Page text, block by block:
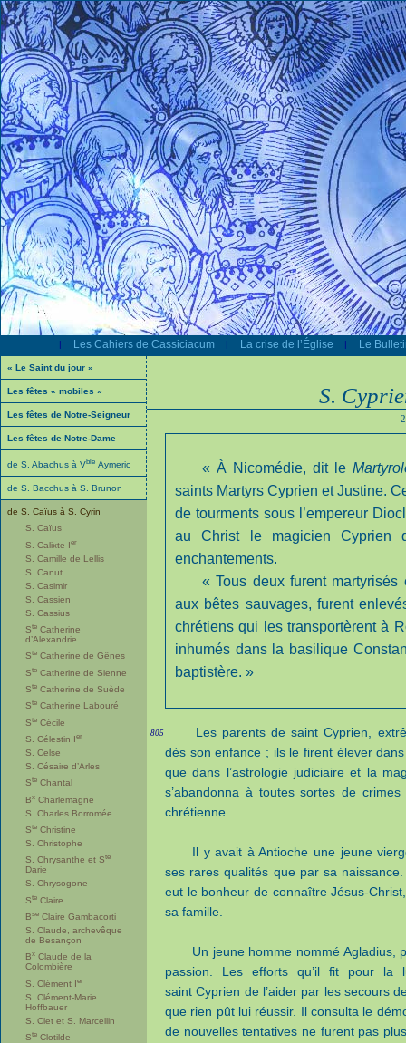
| Les Cahiers de Cassiciacum | La crise de l’Église | Le
« Le Saint du jour »
Les fêtes « mobiles »
Les fêtes de Notre-Seigneur
Les fêtes de Notre-Dame
de S. Abachus à Vble Aymeric
de S. Bacchus à S. Brunon
de S. Caïus à S. Cyrin
S. Caïus
S. Calixte Ier
S. Camille de Lellis
S. Canut
S. Casimir
S. Cassien
S. Cassius
Ste Catherine
d’Alexandrie
Ste Catherine de Gênes
Ste Catherine de Sienne
Ste Catherine de Suède
Ste Catherine Labouré
Ste Cécile
S. Célestin Ier
S. Celse
S. Césaire d’Arles
Ste Chantal
Bx Charlemagne
S. Charles Borromée
Ste Christine
S. Christophe
S. Chrysanthe et Ste
Darie
S. Chrysogone
Ste Claire
Bse Claire Gambacorti
S. Claude, archevêque
de Besançon
Bx Claude de la
Colombière
S. Clément Ier
S. Clément-Marie
Hoffbauer
S. Clet et S. Marcellin
Ste Clotilde
S.
« À Nicomédie, dit le
saints Martyrs Cyprien et Justine.
de tourments sous l’empereur
au Christ le magicien Cyprien
enchantements.
« Tous deux furent
aux bêtes sauvages, furent
chrétiens qui les transportèrent à
inhumés dans la basilique
baptistère. »
805
Les parents de saint Cyprien,
dès son enfance ; ils le firent élever
que dans l’astrologie judiciaire et la
s’abandonna à toutes sortes de
chrétienne.
Il y avait à Antioche une jeune
ses rares qualités que par sa
eut le bonheur de connaître Jésus-
sa famille.
Un jeune homme nommé Agladius,
passion. Les efforts qu’il fit pour
saint Cyprien de l’aider par les secours
que rien pût lui réussir. Il consulta le
de nouvelles tentatives ne furent pas